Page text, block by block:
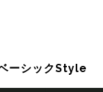
ーシックStyle